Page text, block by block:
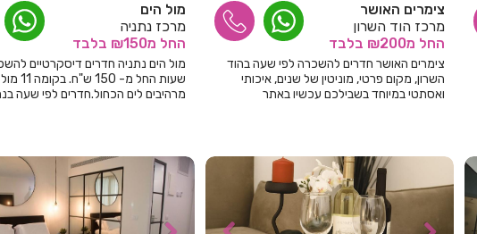
צימרים האושר
מרכז הוד השרון
החל מ₪200 בלבד
צימרים האושר חדרים להשכרה לפי שעה בהוד
השרון, מקום פרטי, מוניטין של שנים, איכותי
ואסתטי במיוחד בשבילכם עכשיו באתר
מול הים
מרכז נתניה
החל מ₪150 בלבד
מול הים נתניה חדרים דיסקרטיים
שעות החל מ-
מרהיבים לים הכחול.חדרים לפי שעה